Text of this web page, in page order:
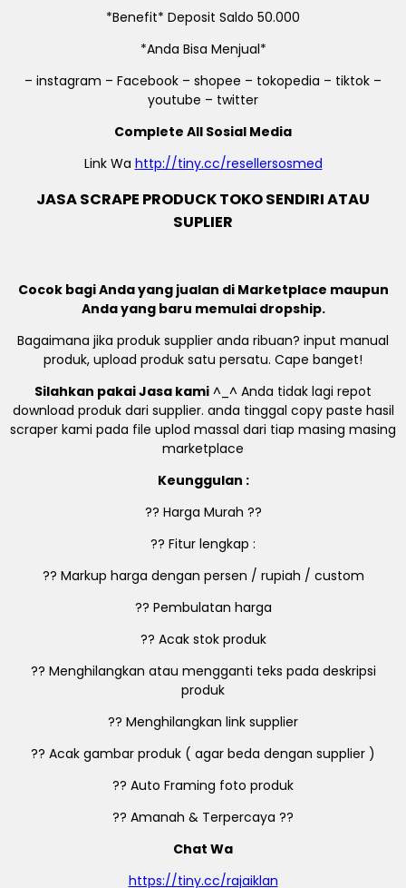
*Benefit* Deposit Saldo 50.000
*Anda Bisa Menjual*
– instagram – Facebook – shopee – tokopedia – tiktok –
youtube – twitter
Complete All Sosial Media
Link Wa http://tiny.cc/resellersosmed
JASA SCRAPE PRODUCK TOKO SENDIRI ATAU
SUPLIER
Cocok bagi Anda yang jualan di Marketplace maupun
Anda yang baru memulai dropship.
Bagaimana jika produk supplier anda ribuan? input manual
produk, upload produk satu persatu. Cape banget!
Silahkan pakai Jasa kami ^_^ Anda tidak lagi repot
download produk dari supplier. anda tinggal copy paste hasil
scraper kami pada file uplod massal dari tiap masing masing
marketplace
Keunggulan :
?? Harga Murah ??
?? Fitur lengkap :
?? Markup harga dengan persen / rupiah / custom
?? Pembulatan harga
?? Acak stok produk
?? Menghilangkan atau mengganti teks pada deskripsi
produk
?? Menghilangkan link supplier
?? Acak gambar produk ( agar beda dengan supplier )
?? Auto Framing foto produk
?? Amanah & Terpercaya ??
Chat Wa
https://tiny.cc/rajaiklan